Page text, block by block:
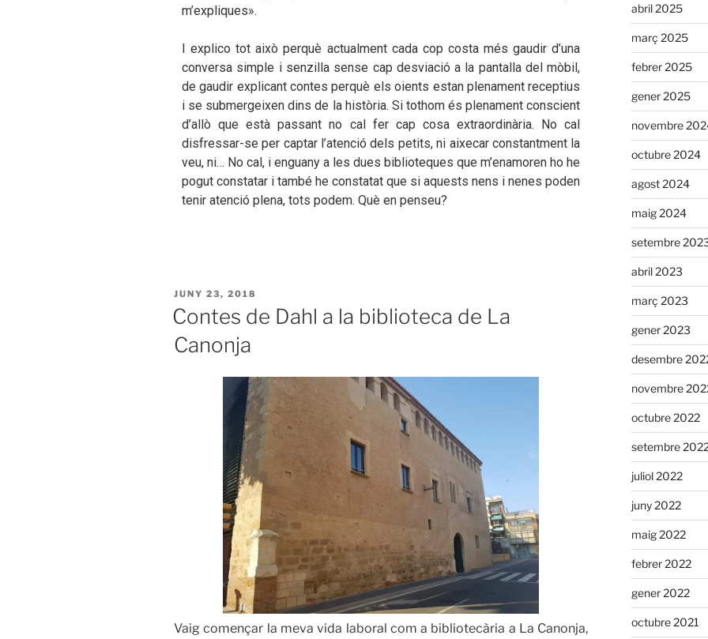
m’expliques».
I explico tot això perquè actualment cada cop costa més gaudir d’una
conversa simple i senzilla sense cap desviació a la pantalla del mòbil,
de gaudir explicant contes perquè els oients estan plenament receptius
i se submergeixen dins de la història. Si tothom és plenament conscient
d’allò que està passant no cal fer cap cosa extraordinària. No cal
disfressar-se per captar l’atenció dels petits, ni aixecar constantment la
veu, ni… No cal, i enguany a les dues biblioteques que m’enamoren ho he
pogut constatar i també he constatat que si aquests nens i nenes poden
tenir atenció plena, tots podem. Què en penseu?
JUNY 23, 2018
Contes de Dahl a la biblioteca de La
Canonja
Vaig començar la meva vida laboral com a bibliotecària a La Canonja,
abril 2025
març 2025
febrer 2025
gener 2025
novembre
octubre 2024
agost 2024
maig 2024
setembre
abril 2023
març 2023
gener 2023
desembre
novembre
octubre 2022
setembre
juliol 2022
juny 2022
maig 2022
febrer 2022
gener 2022
octubre 2021